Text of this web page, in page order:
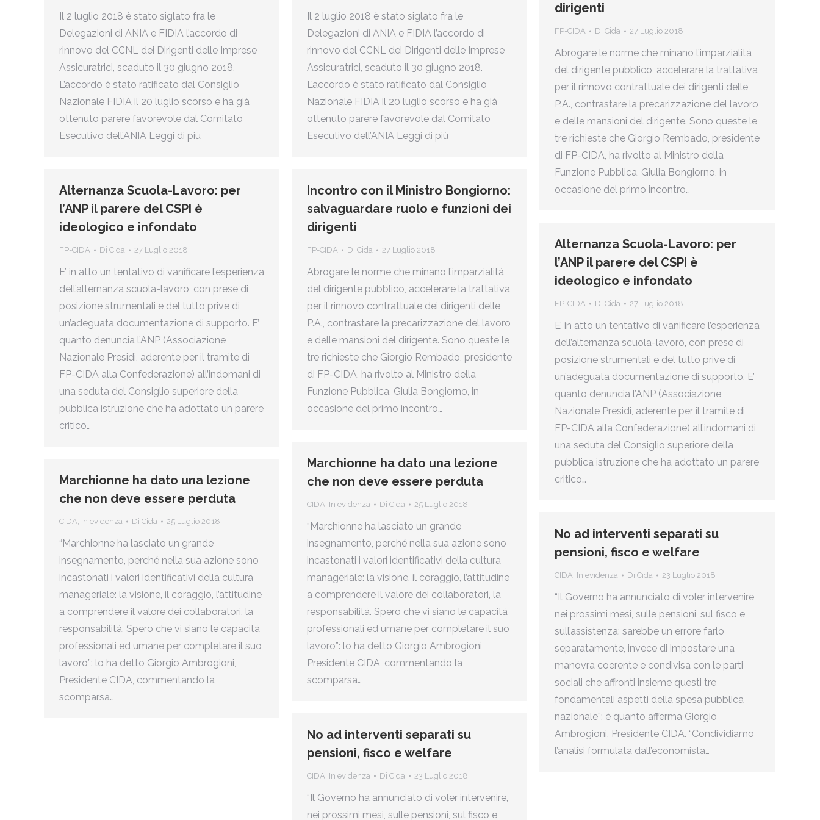
Il 2 luglio 2018 è stato siglato fra le
Delegazioni di ANIA e FIDIA l’accordo di
rinnovo del CCNL dei Dirigenti delle Imprese
Assicuratrici, scaduto il 30 giugno 2018.
L’accordo è stato ratificato dal Consiglio
Nazionale FIDIA il 20 luglio scorso e ha già
ottenuto parere favorevole dal Comitato
Esecutivo dell’ANIA Leggi di più
Il 2 luglio 2018 è stato siglato fra le
Delegazioni di ANIA e FIDIA l’accordo di
rinnovo del CCNL dei Dirigenti delle Imprese
Assicuratrici, scaduto il 30 giugno 2018.
L’accordo è stato ratificato dal Consiglio
Nazionale FIDIA il 20 luglio scorso e ha già
ottenuto parere favorevole dal Comitato
Esecutivo dell’ANIA Leggi di più
dirigenti
FP-CIDA Di Cida 27 Luglio 2018
Abrogare le norme che minano l’imparzialità
del dirigente pubblico, accelerare la trattativa
per il rinnovo contrattuale dei dirigenti delle
P.A., contrastare la precarizzazione del lavoro
e delle mansioni del dirigente. Sono queste le
tre richieste che Giorgio Rembado, presidente
di FP-CIDA, ha rivolto al Ministro della
Funzione Pubblica, Giulia Bongiorno, in
occasione del primo incontro…
Alternanza Scuola-Lavoro: per
l’ANP il parere del CSPI è
ideologico e infondato
FP-CIDA Di Cida 27 Luglio 2018
E’ in atto un tentativo di vanificare l’esperienza
dell’alternanza scuola-lavoro, con prese di
posizione strumentali e del tutto prive di
un’adeguata documentazione di supporto. E’
quanto denuncia l’ANP (Associazione
Nazionale Presidi, aderente per il tramite di
FP-CIDA alla Confederazione) all’indomani di
una seduta del Consiglio superiore della
pubblica istruzione che ha adottato un parere
critico…
Incontro con il Ministro Bongiorno:
salvaguardare ruolo e funzioni dei
dirigenti
FP-CIDA Di Cida 27 Luglio 2018
Abrogare le norme che minano l’imparzialità
del dirigente pubblico, accelerare la trattativa
per il rinnovo contrattuale dei dirigenti delle
P.A., contrastare la precarizzazione del lavoro
e delle mansioni del dirigente. Sono queste le
tre richieste che Giorgio Rembado, presidente
di FP-CIDA, ha rivolto al Ministro della
Funzione Pubblica, Giulia Bongiorno, in
occasione del primo incontro…
Alternanza Scuola-Lavoro: per
l’ANP il parere del CSPI è
ideologico e infondato
FP-CIDA Di Cida 27 Luglio 2018
E’ in atto un tentativo di vanificare l’esperienza
dell’alternanza scuola-lavoro, con prese di
posizione strumentali e del tutto prive di
un’adeguata documentazione di supporto. E’
quanto denuncia l’ANP (Associazione
Nazionale Presidi, aderente per il tramite di
FP-CIDA alla Confederazione) all’indomani di
una seduta del Consiglio superiore della
pubblica istruzione che ha adottato un parere
critico…
Marchionne ha dato una lezione
che non deve essere perduta
CIDA, In evidenza Di Cida 25 Luglio 2018
“Marchionne ha lasciato un grande
insegnamento, perché nella sua azione sono
incastonati i valori identificativi della cultura
manageriale: la visione, il coraggio, l’attitudine
a comprendere il valore dei collaboratori, la
responsabilità. Spero che vi siano le capacità
professionali ed umane per completare il suo
lavoro”: lo ha detto Giorgio Ambrogioni,
Presidente CIDA, commentando la
scomparsa…
Marchionne ha dato una lezione
che non deve essere perduta
CIDA, In evidenza Di Cida 25 Luglio 2018
“Marchionne ha lasciato un grande
insegnamento, perché nella sua azione sono
incastonati i valori identificativi della cultura
manageriale: la visione, il coraggio, l’attitudine
a comprendere il valore dei collaboratori, la
responsabilità. Spero che vi siano le capacità
professionali ed umane per completare il suo
lavoro”: lo ha detto Giorgio Ambrogioni,
Presidente CIDA, commentando la
scomparsa…
No ad interventi separati su
pensioni, fisco e welfare
CIDA, In evidenza Di Cida 23 Luglio 2018
“Il Governo ha annunciato di voler intervenire,
nei prossimi mesi, sulle pensioni, sul fisco e
sull’assistenza: sarebbe un errore farlo
separatamente, invece di impostare una
manovra coerente e condivisa con le parti
sociali che affronti insieme questi tre
fondamentali aspetti della spesa pubblica
nazionale”: è quanto afferma Giorgio
Ambrogioni, Presidente CIDA. “Condividiamo
l’analisi formulata dall’economista…
No ad interventi separati su
pensioni, fisco e welfare
CIDA, In evidenza Di Cida 23 Luglio 2018
“Il Governo ha annunciato di voler intervenire,
nei prossimi mesi, sulle pensioni, sul fisco e